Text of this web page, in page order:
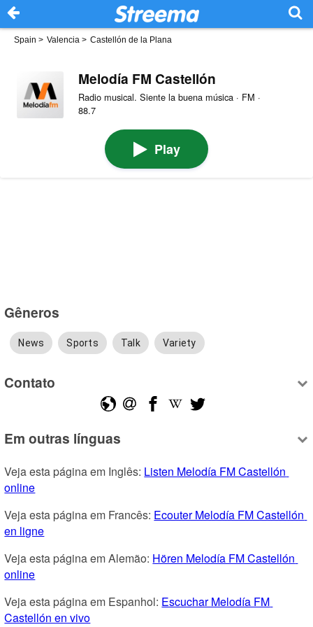
Spain > Valencia > Castellón de la Plana
Melodía FM Castellón
Radio musical. Siente la buena música · FM ·
88.7
Play
Gêneros
News Sports Talk Variety
Contato
Em outras línguas
Veja esta página em Inglês: Listen Melodía FM Castellón
online
Veja esta página em Francês: Ecouter Melodía FM Castellón
en ligne
Veja esta página em Alemão: Hören Melodía FM Castellón
online
Veja esta página em Espanhol: Escuchar Melodía FM
Castellón en vivo